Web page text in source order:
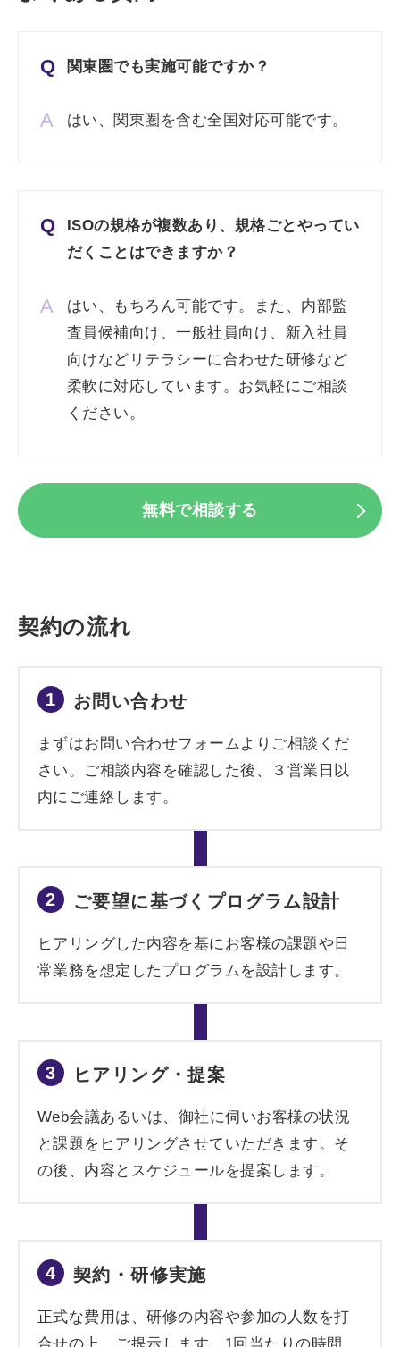
Q 関東圏でも実施可能ですか？
A はい、関東圏を含む全国対応可能です。
Q
ISOの規格が複数あり、規格ごとやってい
だくことはできますか？
A
はい、もちろん可能です。また、内部監
査員候補向け、一般社員向け、新入社員
向けなどリテラシーに合わせた研修など
柔軟に対応しています。お気軽にご相談
ください。
無料で相談する
契約の流れ
1 お問い合わせ
まずはお問い合わせフォームよりご相談くだ
さい。ご相談内容を確認した後、３営業日以
内にご連絡します。
2 ご要望に基づくプログラム設計
ヒアリングした内容を基にお客様の課題や日
常業務を想定したプログラムを設計します。
3 ヒアリング・提案
Web会議あるいは、御社に伺いお客様の状況
と課題をヒアリングさせていただきます。そ
の後、内容とスケジュールを提案します。
4 契約・研修実施
正式な費用は、研修の内容や参加の人数を打